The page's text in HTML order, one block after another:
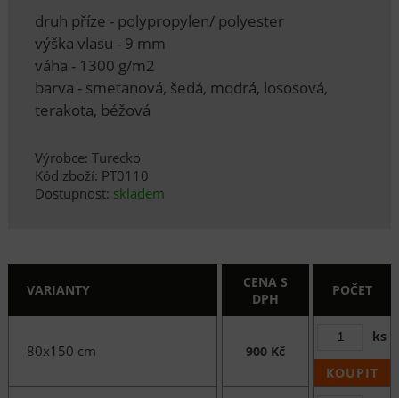
druh příze - polypropylen/ polyester
výška vlasu - 9 mm
váha - 1300 g/m2
barva - smetanová, šedá, modrá, lososová,
terakota, béžová
Výrobce: Turecko
Kód zboží: PT0110
Dostupnost: skladem
VARIANTY
CENA S
DPH
POČET
80x150 cm 900 Kč
ks
KOUPIT